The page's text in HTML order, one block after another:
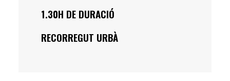
1.30H DE DURACIÓ
RECORREGUT URBÀ